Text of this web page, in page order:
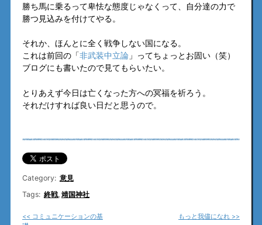
勝ち馬に乗るって卑怯な態度じゃなくって、自分達の力で
勝つ見込みを付けてやる。
それか、ほんとに全く戦争しない国になる。
これは前回の「非武装中立論」ってちょっとお固い（笑）
ブログにも書いたので見てもらいたい。
とりあえず今日は亡くなった方への冥福を祈ろう。
それだけすれば良い日だと思うので。
Category: 意見
Tags: 終戦, 靖国神社
<< コミュニケーションの基
もっと我儘になれ >>